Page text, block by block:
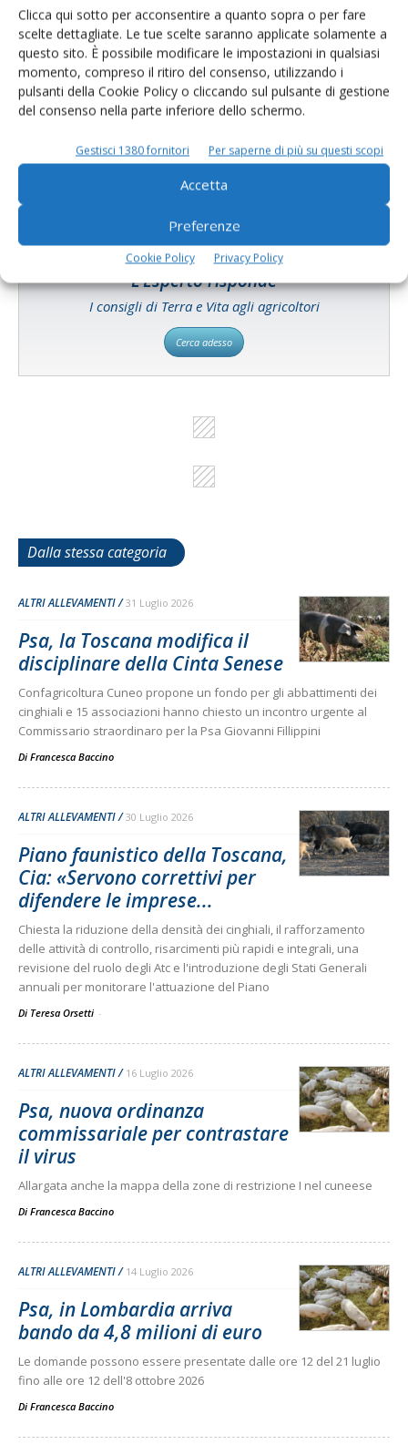
Clicca qui sotto per acconsentire a quanto sopra o per fare
scelte dettagliate. Le tue scelte saranno applicate solamente a
questo sito. È possibile modificare le impostazioni in qualsiasi
momento, compreso il ritiro del consenso, utilizzando i
pulsanti della Cookie Policy o cliccando sul pulsante di gestione
del consenso nella parte inferiore dello schermo.
Gestisci 1380 fornitori Per saperne di più su questi scopi
Accetta
Preferenze
Cookie Policy Privacy Policy
Catalogo Aziende e Prodotti
Un modo semplice per cercare un'azienda o un
L'Esperto risponde
I consigli di Terra e Vita agli agricoltori
Cerca adesso
Dalla stessa categoria
ALTRI ALLEVAMENTI 31 Luglio 2026
Psa, la Toscana modifica il
disciplinare della Cinta Senese
Confagricoltura Cuneo propone un fondo per gli abbattimenti dei
cinghiali e 15 associazioni hanno chiesto un incontro urgente al
Commissario straordinaro per la Psa Giovanni Fillippini
Di Francesca Baccino
ALTRI ALLEVAMENTI 30 Luglio 2026
Piano faunistico della Toscana,
Cia: «Servono correttivi per
difendere le imprese...
Chiesta la riduzione della densità dei cinghiali, il rafforzamento
delle attività di controllo, risarcimenti più rapidi e integrali, una
revisione del ruolo degli Atc e l'introduzione degli Stati Generali
annuali per monitorare l'attuazione del Piano
Di Teresa Orsetti -
ALTRI ALLEVAMENTI 16 Luglio 2026
Psa, nuova ordinanza
commissariale per contrastare
il virus
Allargata anche la mappa della zone di restrizione I nel cuneese
Di Francesca Baccino
ALTRI ALLEVAMENTI 14 Luglio 2026
Psa, in Lombardia arriva
bando da 4,8 milioni di euro
Le domande possono essere presentate dalle ore 12 del 21 luglio
fino alle ore 12 dell'8 ottobre 2026
Di Francesca Baccino